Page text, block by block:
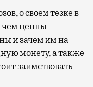
чем ценны
и зачем им на
монету, а также
заимствовать